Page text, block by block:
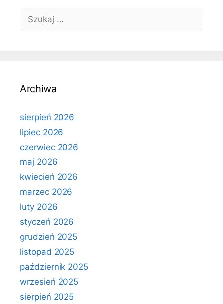
Szukaj:
Archiwa
sierpień 2026
lipiec 2026
czerwiec 2026
maj 2026
kwiecień 2026
marzec 2026
luty 2026
styczeń 2026
grudzień 2025
listopad 2025
październik 2025
wrzesień 2025
sierpień 2025